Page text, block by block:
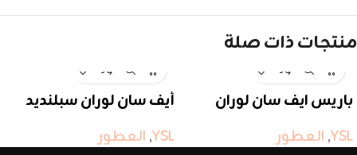
منتجات ذات صلة
باريس ايف سان لوران
YSL
, العطور
أيف سان لوران سبلنديد
YSL
, العطور